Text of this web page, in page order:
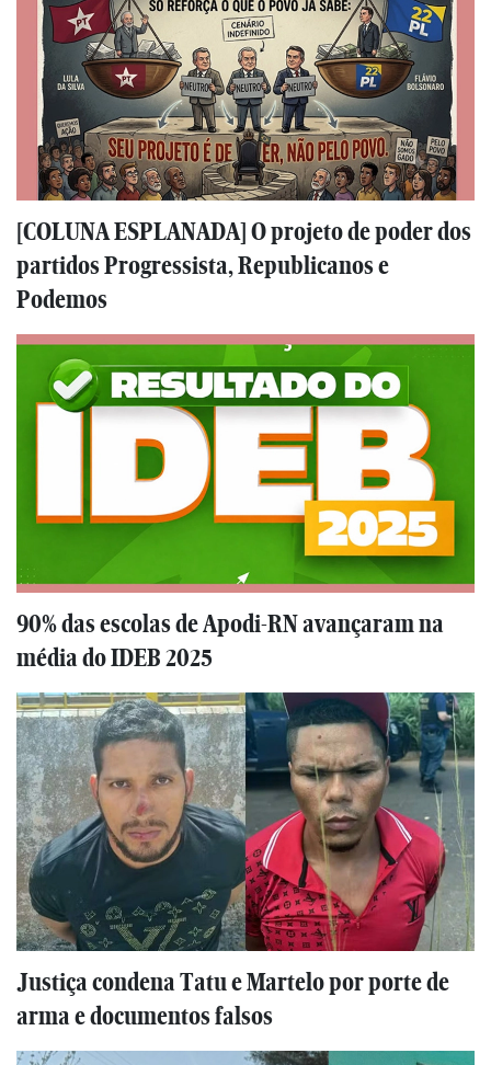
[COLUNA ESPLANADA] O projeto de poder dos
partidos Progressista, Republicanos e
Podemos
90% das escolas de Apodi-RN avançaram na
média do IDEB 2025
Justiça condena Tatu e Martelo por porte de
arma e documentos falsos